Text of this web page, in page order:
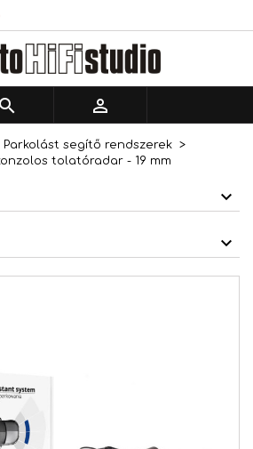
 
Parkolást segítő rendszerek
tolatóradar - 19 mm
×
létrehozása ×
×
Mégsem Bejelentkezés